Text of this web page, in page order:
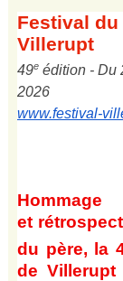
Festival du
Villerupt
49e édition - Du
2026
www.festival-
et
du père, la
de Villerupt